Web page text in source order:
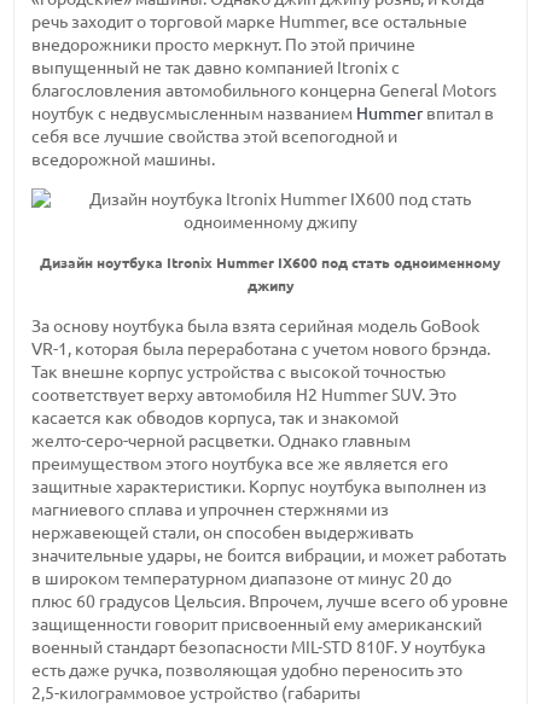
речь заходит о торговой марке Hummer, все остальные
внедорожники просто меркнут. По этой причине
выпущенный не так давно компанией Itronix с
благословления автомобильного концерна General Motors
ноутбук с недвусмысленным названием Hummerвпитал в
себя все лучшие свойства этой всепогодной и
вседорожной машины.
Дизайн ноутбука Itronix Hummer IX600 под стать одноименному
джипу
За основу ноутбука была взята серийная модель GoBook
VR-1, которая была переработана с учетом нового брэнда.
Так внешне корпус устройства с высокой точностью
соответствует верхуавтомобиля H2 HummerSUV. Это
касается как обводов корпуса, так и знакомой
желто-серо-черной расцветки. Однако главным
преимуществом этого ноутбука все же является его
защитные характеристики. Корпус ноутбука выполнен из
магниевого сплава и упрочнен стержнями из
нержавеющей стали, он способен выдерживать
значительные удары, не боится вибрации, и может работать
в широком температурном диапазоне отминус 20 до
плюс 60 градусов Цельсия. Впрочем, лучше всего об уровне
защищенности говорит присвоенный ему американский
военный стандарт безопасности MIL-STD 810F. У ноутбука
есть даже ручка, позволяющая удобно переносить это
2,5-килограммовое устройство (габариты